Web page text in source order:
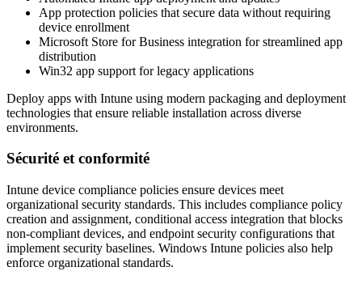
App protection policies that secure data without requiring
device enrollment
Microsoft Store for Business integration for streamlined app
distribution
Win32 app support for legacy applications
Deploy apps with Intune using modern packaging and deployment
technologies that ensure reliable installation across diverse
environments.
Sécurité et conformité
Intune device compliance policies ensure devices meet
organizational security standards. This includes compliance policy
creation and assignment, conditional access integration that blocks
non-compliant devices, and endpoint security configurations that
implement security baselines. Windows Intune policies also help
enforce organizational standards.